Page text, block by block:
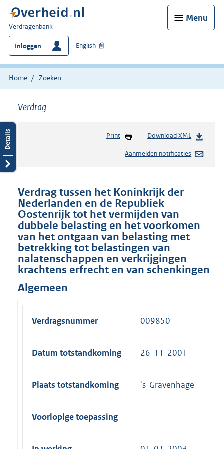
Menu
U
bent
hier:
Verdragenbank
Inloggen English
Home Zoeken
Verdrag
Print Download XML
Aanmelden notificaties
Verdrag tussen het Koninkrijk der
Nederlanden en de Republiek
Oostenrijk tot het vermijden van
dubbele belasting en het voorkomen
van het ontgaan van belasting met
betrekking tot belastingen van
nalatenschappen en verkrijgingen
krachtens erfrecht en van schenkingen
Algemeen
Verdragsnummer 009850
Datum totstandkoming 26-11-2001
Plaats totstandkoming 's-Gravenhage
Voorlopige toepassing